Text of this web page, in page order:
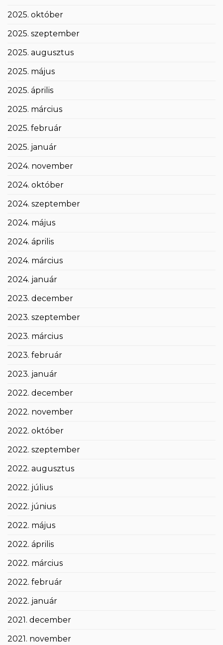
2025. október
2025. szeptember
2025. augusztus
2025. május
2025. április
2025. március
2025. február
2025. január
2024. november
2024. október
2024. szeptember
2024. május
2024. április
2024. március
2024. január
2023. december
2023. szeptember
2023. március
2023. február
2023. január
2022. december
2022. november
2022. október
2022. szeptember
2022. augusztus
2022. július
2022. június
2022. május
2022. április
2022. március
2022. február
2022. január
2021. december
2021. november